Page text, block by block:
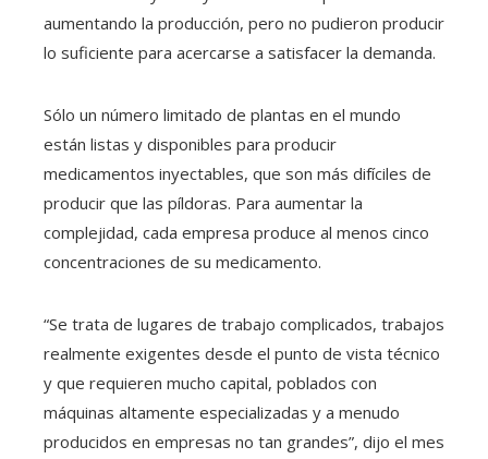
aumentando la producción, pero no pudieron producir
lo suficiente para acercarse a satisfacer la demanda.
Sólo un número limitado de plantas en el mundo
están listas y disponibles para producir
medicamentos inyectables, que son más difíciles de
producir que las píldoras. Para aumentar la
complejidad, cada empresa produce al menos cinco
concentraciones de su medicamento.
“Se trata de lugares de trabajo complicados, trabajos
realmente exigentes desde el punto de vista técnico
y que requieren mucho capital, poblados con
máquinas altamente especializadas y a menudo
producidos en empresas no tan grandes”, dijo el mes